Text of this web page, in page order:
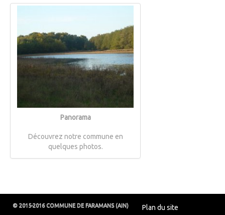
Panorama
Découvrez notre commune en
quelques photos.
© 2015-2016 COMMUNE DE FARAMANS (AIN) Plan du site